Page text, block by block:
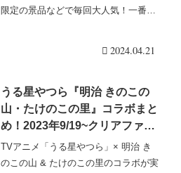
限定の景品などで毎回大人気！一番く
2024.04.21
うる星やつら『明治 きのこの
山・たけのこの里』コラボまと
め！2023年9/19~クリアファイ
ルおまけが店頭でもらえる！全
2種類！
TVアニメ「うる星やつら」× 明治 き
のこの山 & たけのこの里のコラボが実